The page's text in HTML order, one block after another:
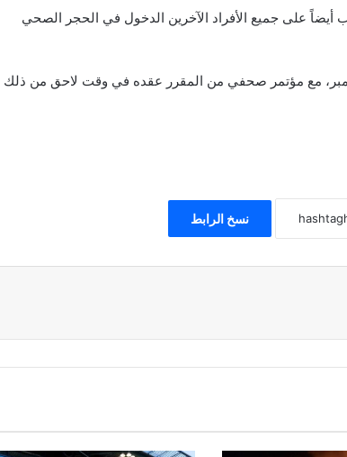
أيضاً على جميع الأفراد الآخرين الدخول في الحجر الصحي
ذكره ستعيد الحكومة تقييم الوضع في 14 ديسمبر، مع مؤتمر صحفي من المقرر عقده في وقت لاحق من ذلك
نسخ الرابط